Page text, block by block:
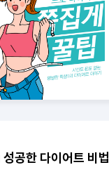
공한 다이어트 비법